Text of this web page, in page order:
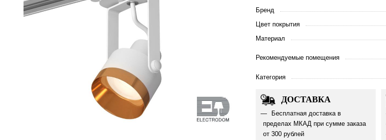
Бренд
Цвет покрытия
Материал
Рекомендуемые помещения
Категория
ДОСТАВКА
Бесплатная доставка в
пределах МКАД при сумме заказа
от 300 рублей